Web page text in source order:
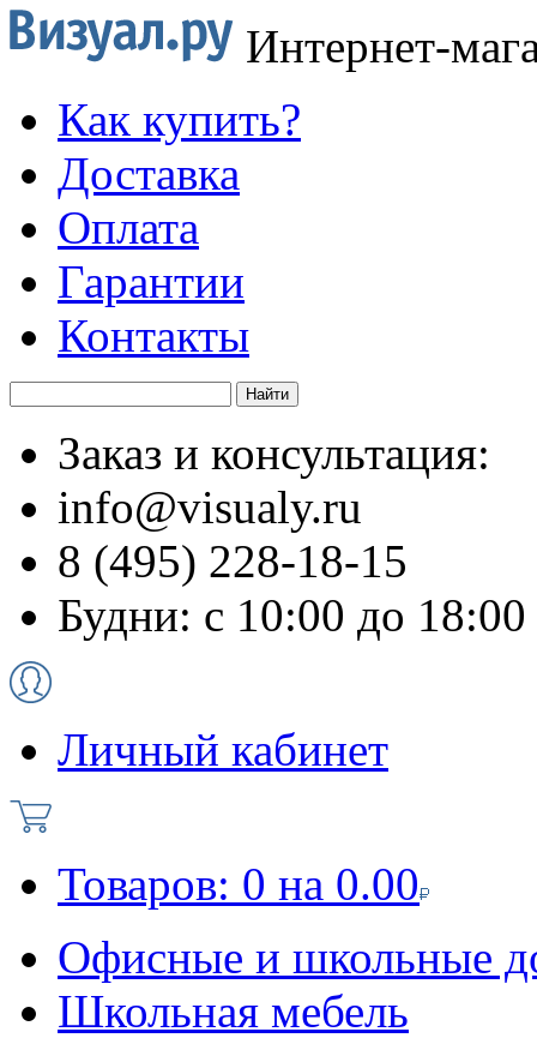
Интернет-
Как купить?
Доставка
Оплата
Гарантии
Контакты
Заказ и консультация:
info@visualy.ru
8 (495) 228-18-15
Будни: с 10:00 до 18:00
Личный кабинет
Товаров: 0 на 0.00
Офисные и школьные
Школьная мебель